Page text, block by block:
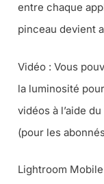
entre chaque
pinceau devient
Vidéo : Vous
la luminosité
vidéos à l’aide
(pour les
Lightroom